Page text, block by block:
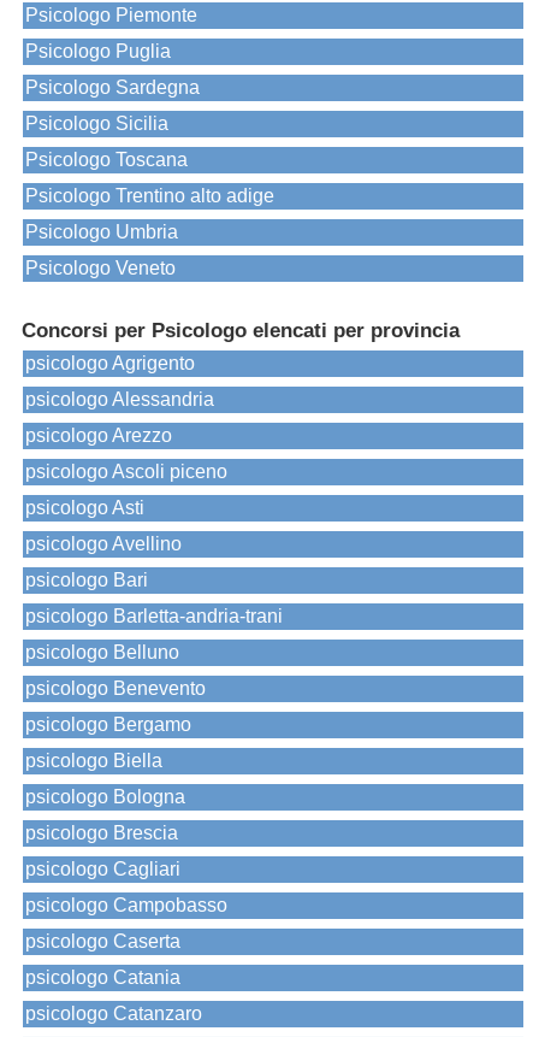
Psicologo Piemonte
Psicologo Puglia
Psicologo Sardegna
Psicologo Sicilia
Psicologo Toscana
Psicologo Trentino alto adige
Psicologo Umbria
Psicologo Veneto
Concorsi per Psicologo elencati per provincia
psicologo Agrigento
psicologo Alessandria
psicologo Arezzo
psicologo Ascoli piceno
psicologo Asti
psicologo Avellino
psicologo Bari
psicologo Barletta-andria-trani
psicologo Belluno
psicologo Benevento
psicologo Bergamo
psicologo Biella
psicologo Bologna
psicologo Brescia
psicologo Cagliari
psicologo Campobasso
psicologo Caserta
psicologo Catania
psicologo Catanzaro